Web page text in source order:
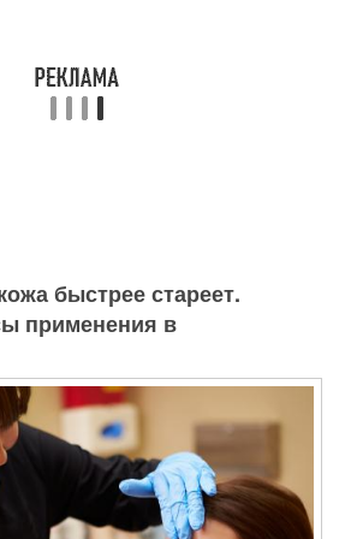
быстрее стареет.
применения в